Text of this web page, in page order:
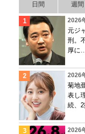
日間 週間
2026
元ジ
刑。
厚に
2026
菊地
表し
続、
2026